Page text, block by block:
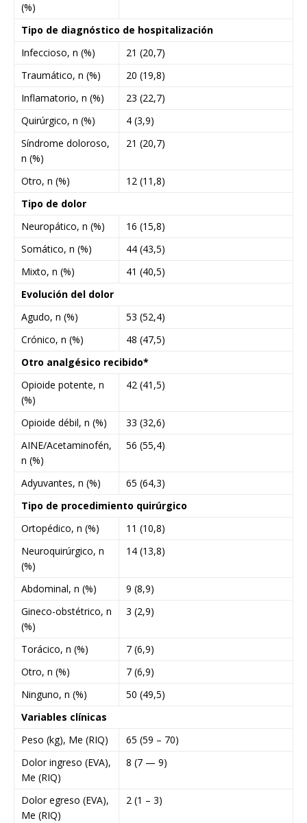
(%)
Tipo de diagnóstico de hospitalización
Infeccioso, n (%)
21 (20,7)
Traumático, n (%)
20 (19,8)
Inflamatorio, n (%)
23 (22,7)
Quirúrgico, n (%)
4 (3,9)
Síndrome doloroso,
n (%)
21 (20,7)
Otro, n (%)
12 (11,8)
Tipo de dolor
Neuropático, n (%)
16 (15,8)
Somático, n (%)
44 (43,5)
Mixto, n (%)
41 (40,5)
Evolución del dolor
Agudo, n (%)
53 (52,4)
Crónico, n (%)
48 (47,5)
Otro analgésico recibido*
Opioide potente, n
(%)
42 (41,5)
Opioide débil, n (%)
33 (32,6)
AINE/Acetaminofén,
n (%)
56 (55,4)
Adyuvantes, n (%)
65 (64,3)
Tipo de procedimiento quirúrgico
Ortopédico, n (%)
11 (10,8)
Neuroquirúrgico, n
(%)
14 (13,8)
Abdominal, n (%)
9 (8,9)
Gineco-obstétrico, n
(%)
3 (2,9)
Torácico, n (%)
7 (6,9)
Otro, n (%)
7 (6,9)
Ninguno, n (%)
50 (49,5)
Variables clínicas
Peso (kg), Me (RIQ)
65 (59 – 70)
Dolor ingreso (EVA),
Me (RIQ)
8 (7 — 9)
Dolor egreso (EVA),
Me (RIQ)
2 (1 – 3)